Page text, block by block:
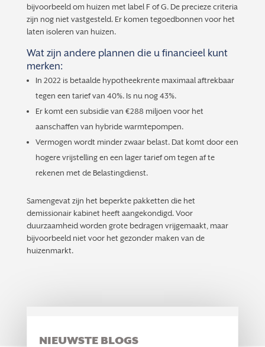
bijvoorbeeld om huizen met label F of G. De precieze criteria
zijn nog niet vastgesteld. Er komen tegoedbonnen voor het
laten isoleren van huizen.
Wat zijn andere plannen die u financieel kunt
merken:
In 2022 is betaalde hypotheekrente maximaal aftrekbaar
tegen een tarief van 40%. Is nu nog 43%.
Er komt een subsidie van €288 miljoen voor het
aanschaffen van hybride warmtepompen.
Vermogen wordt minder zwaar belast. Dat komt door een
hogere vrijstelling en een lager tarief om tegen af te
rekenen met de Belastingdienst.
Samengevat zijn het beperkte pakketten die het
demissionair kabinet heeft aangekondigd. Voor
duurzaamheid worden grote bedragen vrijgemaakt, maar
bijvoorbeeld niet voor het gezonder maken van de
huizenmarkt.
NIEUWSTE BLOGS